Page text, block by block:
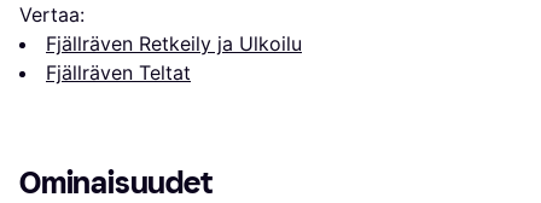
Vertaa:
Fjällräven Retkeily ja Ulkoilu
Fjällräven Teltat
Ominaisuudet